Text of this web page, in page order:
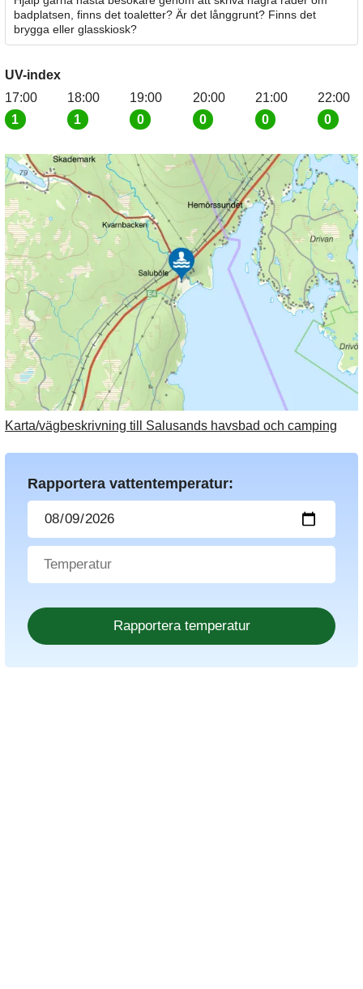
badplatsen, finns det toaletter? Är det långgrunt? Finns det
brygga eller glasskiosk?
UV-index
17:00
1
18:00
1
19:00
0
20:00
0
21:00
0
22:00
0
Karta/vägbeskrivning till Salusands havsbad och camping
Rapportera vattentemperatur: